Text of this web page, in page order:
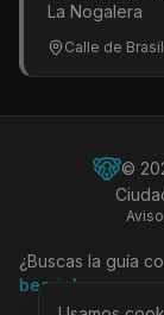
La Nogalera
Calle de
©
¿Buscas la guía
bearinbcn.com